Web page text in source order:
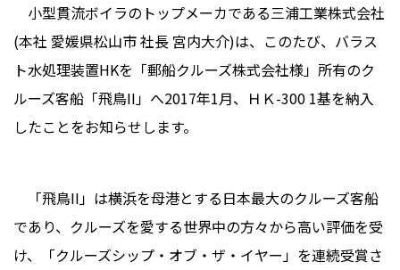
小型貫流ボイラのトップメーカである三浦工業株式会社
(本社 愛媛県松山市 社長 宮内大介)は、このたび、バラス
ト水処理装置HKを「郵船クルーズ株式会社様」所有のク
ルーズ客船「飛鳥II」へ2017年1月、ＨＫ-300 1基を納入
したことをお知らせします。
「飛鳥II」は横浜を母港とする日本最大のクルーズ客船
であり、クルーズを愛する世界中の方々から高い評価を受
け、「クルーズシップ・オブ・ザ・イヤー」を連続受賞さ